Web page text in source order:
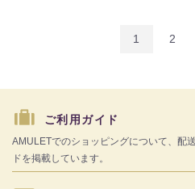
1 2
ご利用ガイド
AMULETでのショッピングについて、配
ドを掲載しています。